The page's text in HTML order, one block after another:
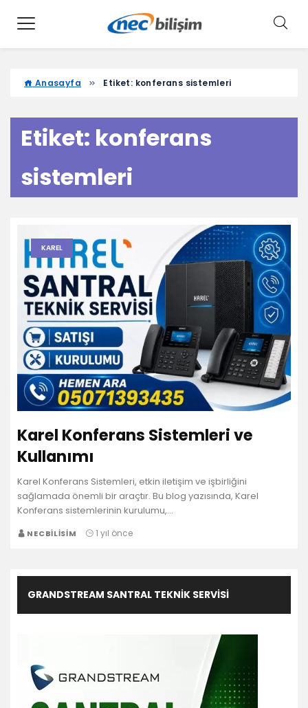
Anasayfa Etiket: konferans sistemleri
Etiket: konferans
sistemleri
KAREL
Karel Konferans Sistemleri ve
Kullanımı
Karel Konferans Sistemleri, etkin iletişim ve işbirliğini
sağlamada önemli bir araçtır. Bu blog yazısında, Karel
Konferans sistemlerinin kurulumu,…
NECBILISIM 1 yıl önce
GRANDSTREAM SANTRAL TEKNIK SERVISI